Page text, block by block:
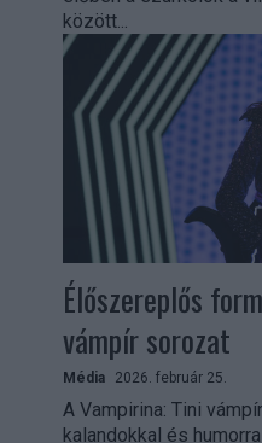
között...
Élőszereplős
vámpír sorozat
Média 2026. február 25.
A Vampirina: Tini
kalandokkal és